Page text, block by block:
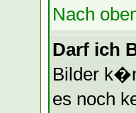
Nach
Darf ich
Bilder
es noch